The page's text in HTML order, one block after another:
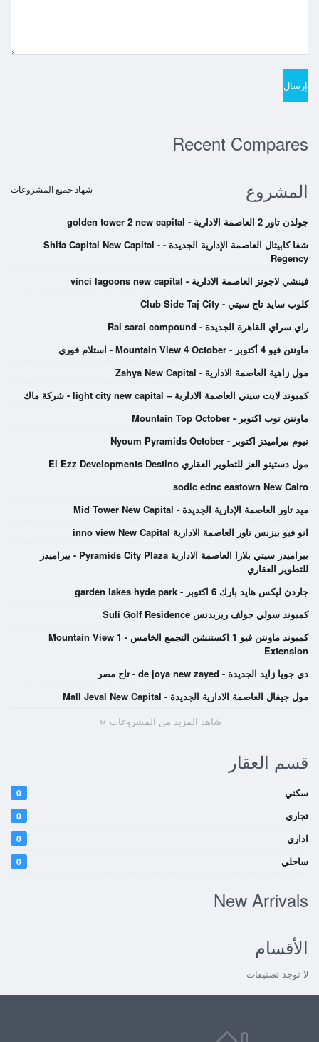
Recent Compares
المشروع
شهاد جميع المشروعات
جولدن تاور 2 العاصمة الادارية - golden tower 2 new capital
شفا كابيتال العاصمة الإدارية الجديدة - Shifa Capital New Capital -
Regency
فينشي لاجونز العاصمة الادارية - vinci lagoons new capital
كلوب سايد تاج سيتي - Club Side Taj City
راي سراي القاهرة الجديدة - Rai sarai compound
ماونتن فيو 4 أكتوبر - Mountain View 4 October - استلام فوري
مول زاهية العاصمة الادارية - Zahya New Capital
كمبوند لايت سيتي العاصمة الادارية – light city new capital - شركة ماك
ماونتن توب اكتوبر - Mountain Top October
نيوم بيراميدز اكتوبر - Nyoum Pyramids October
مول دستينو العز للتطوير العقاري El Ezz Developments Destino
sodic ednc eastown New Cairo
ميد تاور العاصمة الإدارية الجديدة - Mid Tower New Capital
انو فيو بيزنس تاور العاصمة الادارية inno view New Capital
بيراميدز سيتي بلازا العاصمة الادارية Pyramids City Plaza - بيراميدز
للتطوير العقاري
جاردن ليكس هايد بارك 6 اكتوبر - garden lakes hyde park
كمبوند سولي جولف ريزيدنس Suli Golf Residence
كمبوند ماونتن فيو 1 اكستنشن التجمع الخامس - Mountain View 1
Extension
دي جويا زايد الجديدة - de joya new zayed - تاج مصر
مول جيفال العاصمة الادارية الجديدة - Mall Jeval New Capital
شاهد المزيد من المشروعات
قسم العقار
سكني 0
تجاري 0
اداري 0
ساحلي 0
New Arrivals
الأقسام
لا توجد تصنيفات